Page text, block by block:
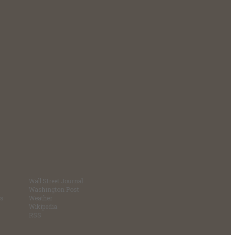
Wall Street Journal
Washington Post
Weather
Wikipedia
RSS